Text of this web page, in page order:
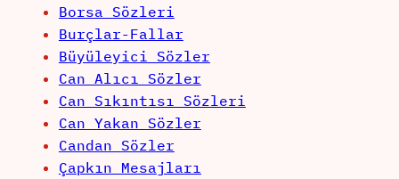
Borsa Sözleri
Burçlar-Fallar
Büyüleyici Sözler
Can Alıcı Sözler
Can Sıkıntısı Sözleri
Can Yakan Sözler
Candan Sözler
Çapkın Mesajları